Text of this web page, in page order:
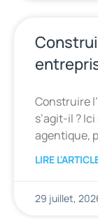
Construire
s’agit-il ?
agentique,
LIRE
29 juillet,